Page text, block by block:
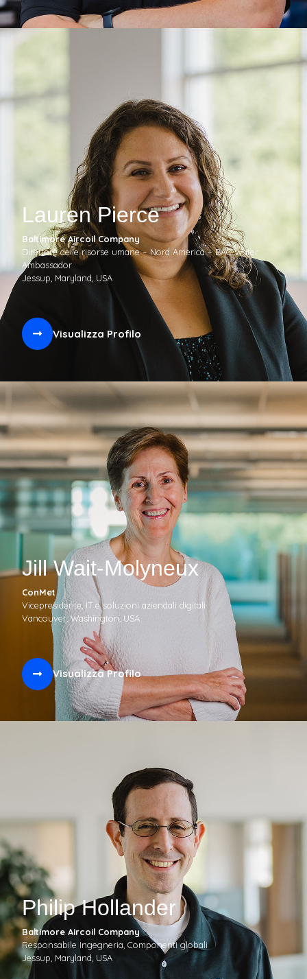
Lauren Pierce
Baltimore Aircoil Company
Direttore delle risorse umane – Nord America – BAC Water
Ambassador
Jessup, Maryland, USA
Visualizza Profilo
Jill Wait-Molyneux
ConMet
Vicepresidente, IT e soluzioni aziendali digitali
Vancouver, Washington, USA
Visualizza Profilo
Philip Hollander
Baltimore Aircoil Company
Responsabile Ingegneria, Componenti globali
Jessup, Maryland, USA